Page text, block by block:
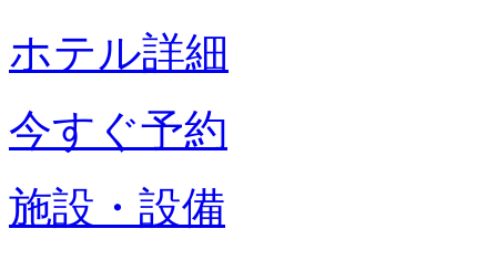
ホテル詳細
今すぐ予約
施設・設備